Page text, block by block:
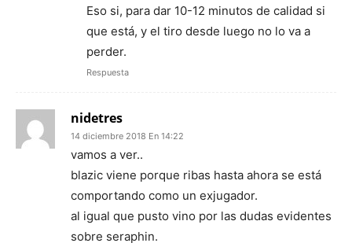
Eso si, para dar 10-12 minutos de calidad si
que está, y el tiro desde luego no lo va a
perder.
Respuesta
nidetres
14 diciembre 2018 En 14:22
vamos a ver..
blazic viene porque ribas hasta ahora se está
comportando como un exjugador.
al igual que pusto vino por las dudas evidentes
sobre seraphin.